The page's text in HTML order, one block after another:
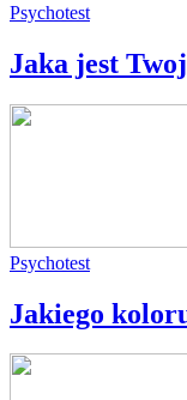
Psychotest
Jaka jest
Psychotest
Jakiego